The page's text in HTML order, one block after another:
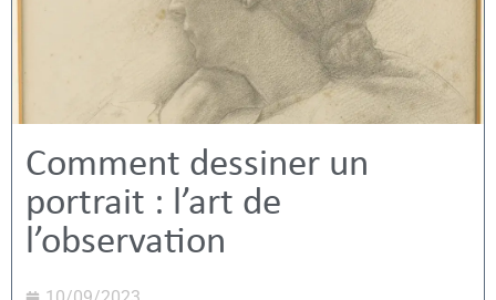
Comment dessiner un
portrait : l’art de
l’observation